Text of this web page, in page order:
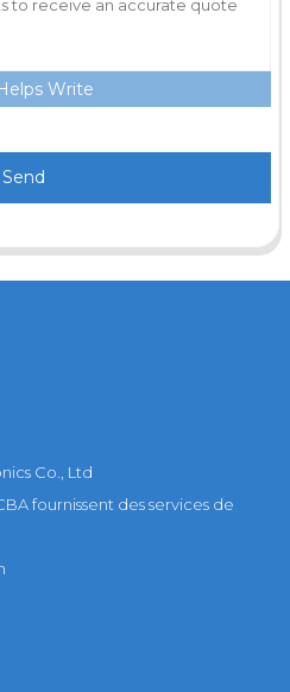
Write
Send
Co., Ltd
fournissent des services de